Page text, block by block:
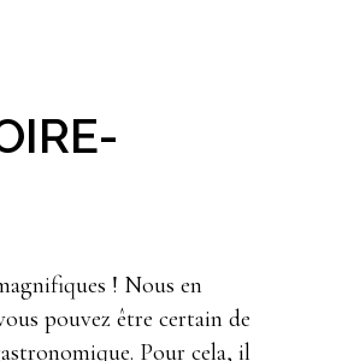
! Nous en
pouvez être certain de
Pour cela, il